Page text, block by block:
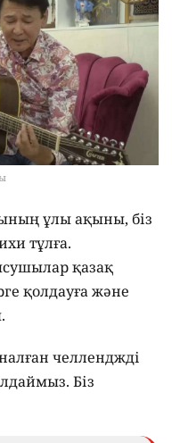
ұлы ақыны, біз
тұлға.
қазақ
қолдауға және
челленджді
Біз